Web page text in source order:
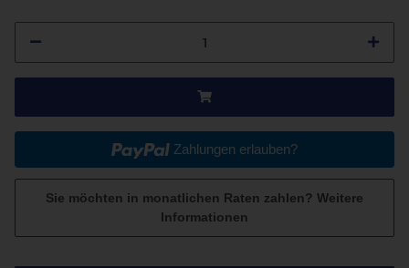
Zahlungen erlauben?
Sie möchten in monatlichen Raten zahlen? Weitere
Informationen